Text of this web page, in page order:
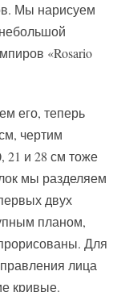
Мы нарисуем
«Rosario
его, теперь
чертим
21 и 28 см тоже
мы разделяем
двух
планом,
Для
лица
кривые.